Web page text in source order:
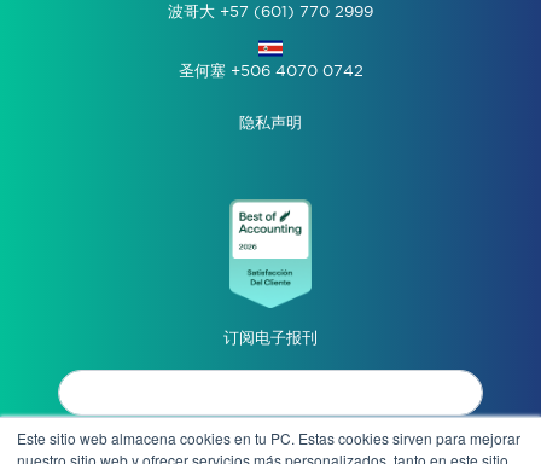
Este sitio web almacena cookies en tu PC. Estas cookies sirven para mejorar
nuestro sitio web y ofrecer servicios más personalizados, tanto en este sitio
波哥大 +57 (601) 770 2999
圣何塞 +506 4070 0742
隐私声明
订阅电子报刊